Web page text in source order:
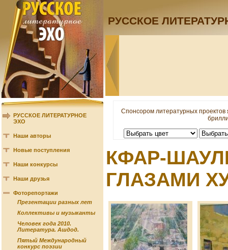
РУССКОЕ
РУССКОЕ ЛИТЕРАТУРНОЕ
ЭХО
Наши авторы
Новые поступления
Наши конкурсы
Наши друзья
Фоторепортажи
Презентации разных лет
Коллективы и музыканты
Человек года 2010.
Литература. Ашдод.
Пятый Международный
конкурс поэзии
Спонсором литературных
КФАР-
ГЛАЗАМИ